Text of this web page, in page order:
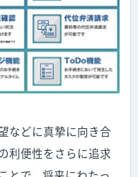
などに真摯に向き合
利便性をさらに追求